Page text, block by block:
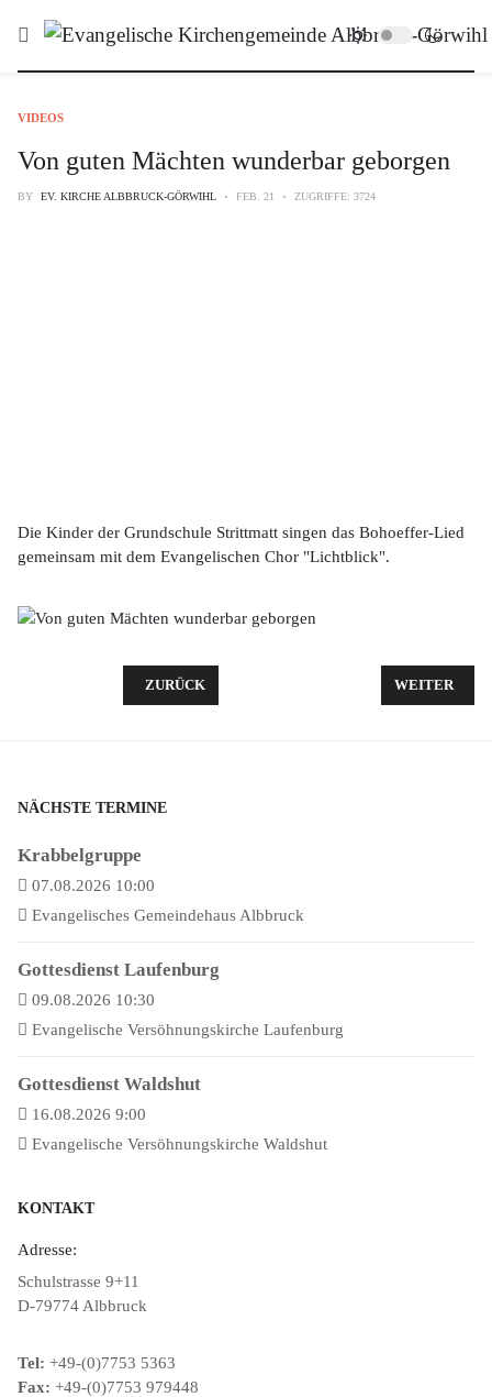
VIDEOS
Von guten Mächten wunderbar geborgen
BY EV. KIRCHE ALBBRUCK-GÖRWIHL FEB. 21 ZUGRIFFE: 3724
Die Kinder der Grundschule Strittmatt singen das Bohoeffer-Lied
gemeinsam mit dem Evangelischen Chor "Lichtblick".
VORHERIGER BEITRAG: IHR KINDERLEIN
ZURÜCK NÄCHSTER
WEITER
NÄCHSTE TERMINE
Krabbelgruppe
07.08.2026 10:00
Evangelisches Gemeindehaus Albbruck
Gottesdienst Laufenburg
09.08.2026 10:30
Evangelische Versöhnungskirche Laufenburg
Gottesdienst Waldshut
16.08.2026 9:00
Evangelische Versöhnungskirche Waldshut
KONTAKT
Adresse:
Schulstrasse 9+11
D-79774 Albbruck
Tel: +49-(0)7753 5363
Fax: +49-(0)7753 979448